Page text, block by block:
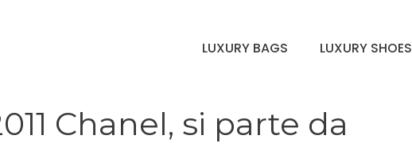
LUXURY BAGS LUXURY SHOES
Chanel, si parte da